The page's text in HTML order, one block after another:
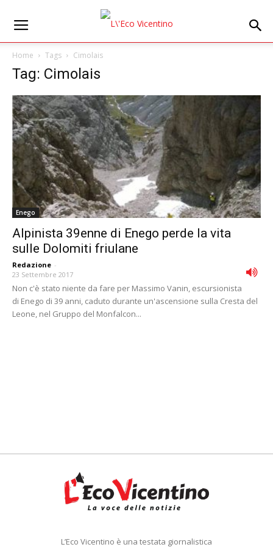
Home Tags Cimolais
Tag: Cimolais
Enego
Alpinista 39enne di Enego perde la vita
sulle Dolomiti friulane
Redazione -
23 Settembre 2017
Non c'è stato niente da fare per Massimo Vanin, escursionista
di Enego di 39 anni, caduto durante un'ascensione sulla Cresta del
Leone, nel Gruppo del Monfalcon...
L’Eco Vicentino è una testata giornalistica